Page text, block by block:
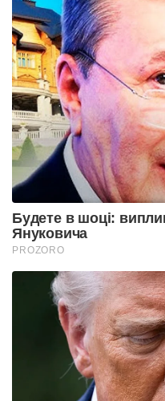
Будете в шоці:
Януковича
PROZORO